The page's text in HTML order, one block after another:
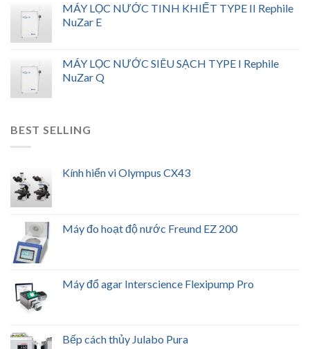
MÁY LỌC NƯỚC TINH KHIẾT TYPE II Rephile
NuZar E
MÁY LỌC NƯỚC SIÊU SẠCH TYPE I Rephile
NuZar Q
BEST SELLING
Kính hiển vi Olympus CX43
Máy đo hoạt độ nước Freund EZ 200
Máy đổ agar Interscience Flexipump Pro
Bếp cách thủy Julabo Pura